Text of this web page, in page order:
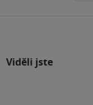
Viděli jste